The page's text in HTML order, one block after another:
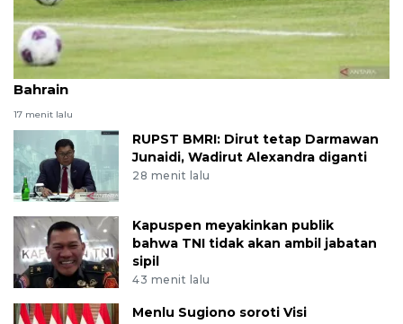
Lima pemain Indonesia yang dicoret melawan
Bahrain
17 menit lalu
RUPST BMRI: Dirut tetap Darmawan
Junaidi, Wadirut Alexandra diganti
28 menit lalu
Kapuspen meyakinkan publik
bahwa TNI tidak akan ambil jabatan
sipil
43 menit lalu
Menlu Sugiono soroti Visi